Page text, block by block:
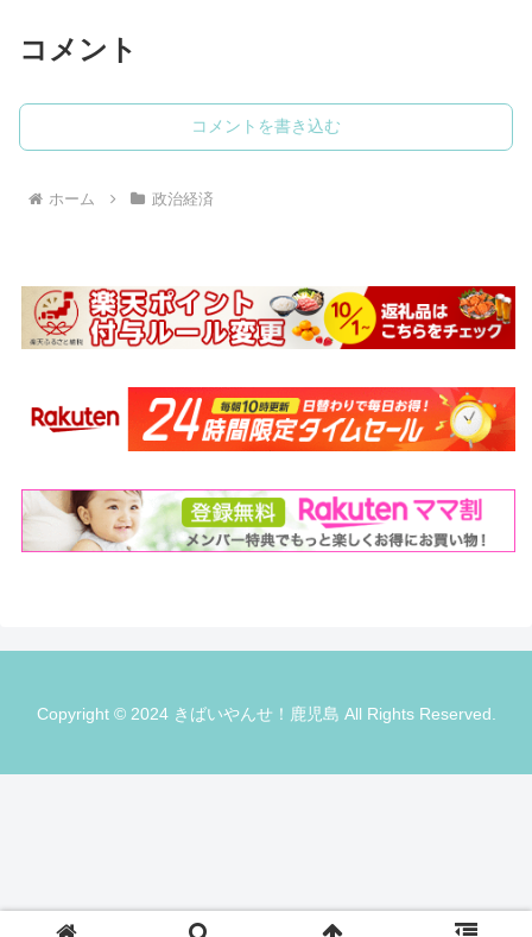
コメント
コメントを書き込む
ホーム 政治経済
Copyright © 2024 きばいやんせ！鹿児島 All Rights Reserved.